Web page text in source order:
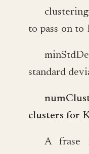
to pass on to
standard
clusters for
A frase